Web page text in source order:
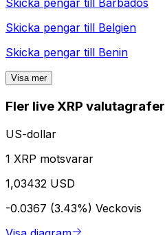
Skicka pengar till
Barbados
Skicka pengar till Belgien
Skicka pengar till Benin
Visa mer
Fler live XRP valutagrafer
US-dollar
1 XRP motsvarar
1,03432 USD
-0.0367 (3.43%) Veckovis